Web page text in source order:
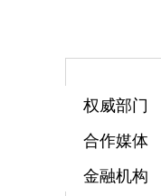
权威部门
合作媒体
金融机构